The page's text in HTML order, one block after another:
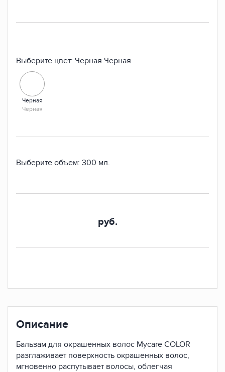
Выберите цвет: Черная Черная
Черная
Черная
Выберите объем: 300 мл.
руб.
Описание
Бальзам для окрашенных волос Mycare COLOR
разглаживает поверхность окрашенных волос,
мгновенно распутывает волосы, облегчая